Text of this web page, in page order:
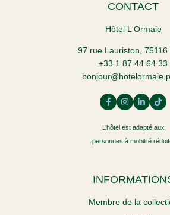
CONTACT
Hôtel L'Ormaie
97 rue Lauriston, 75116
+33 1 87 44 64 33
L’hôtel est adapté aux
personnes à mobilité
Membre de la
FAQ
MA RÉSERVATION
RÉSERVER